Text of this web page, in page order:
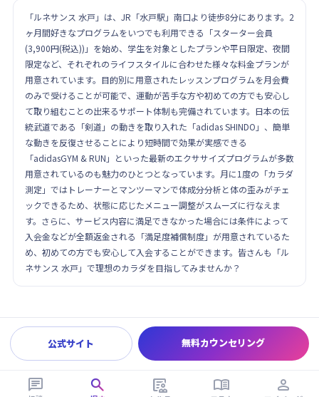
「ルネサンス 水戸」は、JR「水戸駅」南口より徒歩8分にあります。2
ヶ月間好きなプログラムをいつでも利用できる「スターター会員
(3,900円(税込))」を始め、学生を対象としたプランや平日限定、夜間
限定など、それぞれのライフスタイルに合わせた様々な料金プランが
用意されています。目的別に用意されたレッスンプログラムを月会費
のみで受けることが可能で、運動が苦手な方や初めての方でも安心し
て取り組むことの出来るサポート体制も完備されています。日本の伝
統武道である「剣道」の動きを取り入れた「adidas SHINDO」、簡単
な動きを反復させることにより短時間で効果が実感できる
「adidasGYM & RUN」といった最新のエクササイズプログラムが多数
用意されているのも魅力のひとつとなっています。月に1度の「カラダ
測定」ではトレーナーとマンツーマンで体成分分析と体の歪みがチェ
ックできるため、状態に応じたメニュー調整がスムーズに行なえま
す。さらに、サービス内容に満足できなかった場合には条件によって
入会金などが全額返金される「満足度補償制度」が用意されているた
め、初めての方でも安心して入会することができます。皆さんも「ル
ネサンス 水戸」で理想のカラダを目指してみませんか？
公式サイト 無料カウンセリング
    